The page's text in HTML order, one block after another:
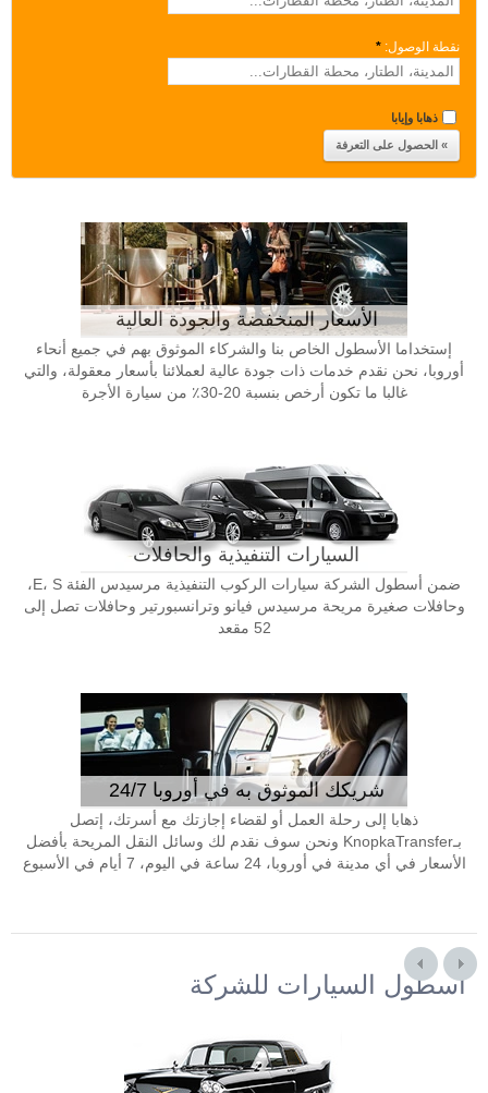
نقطة الوصول: *
ذهابا وإيابا
الأسعار المنخفضة والجودة العالية
إستخداما الأسطول الخاص بنا والشركاء الموثوق بهم في جميع أنحاء
أوروبا، نحن نقدم خدمات ذات جودة عالية لعملائنا بأسعار معقولة، والتي
غالبا ما تكون أرخص بنسبة 20-30٪ من سيارة الأجرة
السيارات التنفيذية والحافلات
ضمن أسطول الشركة سيارات الركوب التنفيذية مرسيدس الفئة E، S،
وحافلات صغيرة مريحة مرسيدس فيانو وترانسبورتير وحافلات تصل إلى
52 مقعد
شريكك الموثوق به في أوروبا 24/7
ذهابا إلى رحلة العمل أو لقضاء إجازتك مع أسرتك، إتصل
بـKnopkaTransfer ونحن سوف نقدم لك وسائل النقل المريحة بأفضل
الأسعار في أي مدينة في أوروبا، 24 ساعة في اليوم، 7 أيام في الأسبوع
أسطول السيارات للشركة